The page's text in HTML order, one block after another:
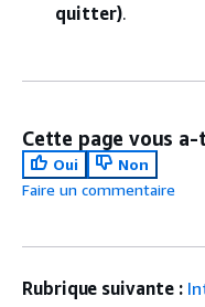
quitter).
Cette page vous
Oui
Non
Faire un commentaire
Rubrique suivante :